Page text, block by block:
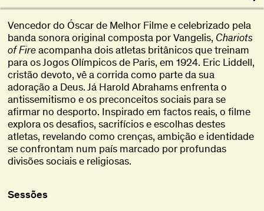
Vencedor do Óscar de Melhor Filme e celebrizado pela
banda sonora original composta por Vangelis, Chariots
of Fireacompanha dois atletas britânicos que treinam
para os Jogos Olímpicos de Paris, em 1924. Eric Liddell,
cristão devoto, vê a corrida como parte da sua
adoração a Deus. Já Harold Abrahams enfrenta o
antissemitismo e os preconceitos sociais para se
afirmar no desporto. Inspirado em factos reais, o filme
explora os desafios, sacrifícios e escolhas destes
atletas, revelando como crenças, ambição e identidade
se confrontam num país marcado por profundas
divisões sociais e religiosas.
Sessões